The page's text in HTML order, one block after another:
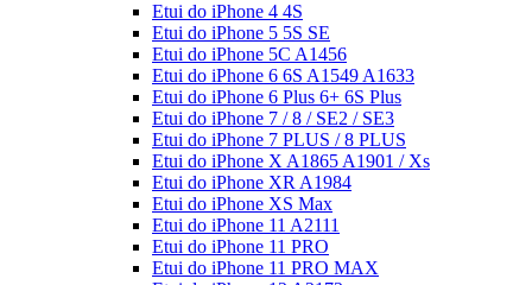
Etui do iPhone 4 4S
Etui do iPhone 5 5S SE
Etui do iPhone 5C A1456
Etui do iPhone 6 6S A1549 A1633
Etui do iPhone 6 Plus 6+ 6S Plus
Etui do iPhone 7 / 8 / SE2 / SE3
Etui do iPhone 7 PLUS / 8 PLUS
Etui do iPhone X A1865 A1901 / Xs
Etui do iPhone XR A1984
Etui do iPhone XS Max
Etui do iPhone 11 A2111
Etui do iPhone 11 PRO
Etui do iPhone 11 PRO MAX